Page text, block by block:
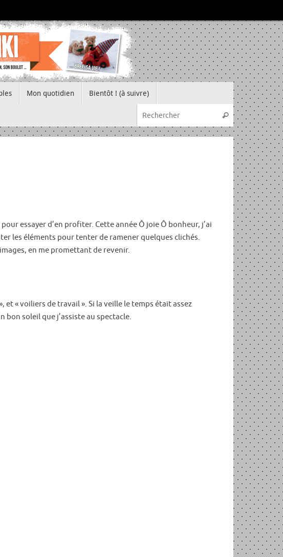
Mon quotidien Bientôt ! (à suivre)
Recherche
Rechercher
essayer d’en profiter. Cette année Ô joie Ô bonheur, j’ai
les éléments pour tenter de ramener quelques clichés.
en me promettant de revenir.
et « voiliers de travail ». Si la veille le temps était assez
bon soleil que j’assiste au spectacle.